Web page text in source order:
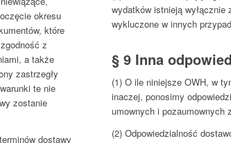
okresu
które
z
a także
zastrzegły
te nie
zostanie
dostawy
wydatków istnieją
wykluczone w innych
§ 9 Inna
(1) O ile niniejsze OWH, w
inaczej, ponosimy
umownych i pozaumownych
(2) Odpowiedzialność